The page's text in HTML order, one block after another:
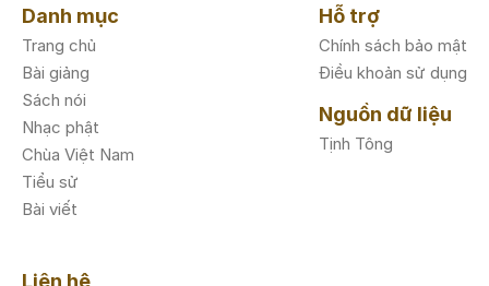
Danh mục
Trang chủ
Bài giảng
Sách nói
Nhạc phật
Chùa Việt Nam
Tiểu sử
Bài viết
Hỗ trợ
Chính sách bảo mật
Điều khoản sử dụng
Nguồn dữ liệu
Tịnh Tông
Liên hệ